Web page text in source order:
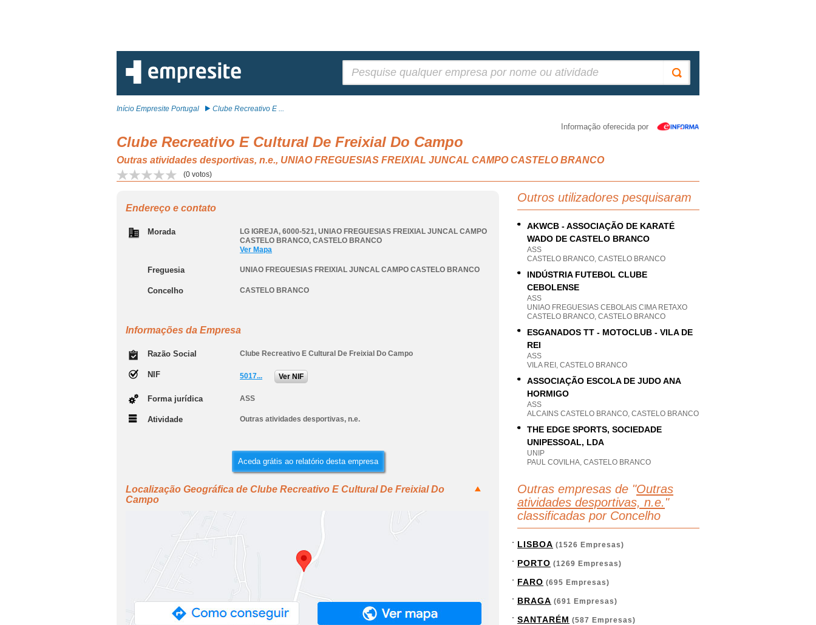
Início Empresite Portugal Clube Recreativo E ...
Informação oferecida por
Clube Recreativo E Cultural De Freixial Do Campo
Outras atividades desportivas, n.e., UNIAO FREGUESIAS FREIXIAL JUNCAL CAMPO CASTELO BRANCO
(0 votos)
Endereço e contato
Morada LG IGREJA, 6000-521, UNIAO FREGUESIAS FREIXIAL JUNCAL CAMPO
CASTELO BRANCO, CASTELO BRANCO
Ver Mapa
Freguesia UNIAO FREGUESIAS FREIXIAL JUNCAL CAMPO CASTELO BRANCO
Concelho CASTELO BRANCO
Informações da Empresa
Razão Social Clube Recreativo E Cultural De Freixial Do Campo
NIF 5017... Ver NIF
Forma jurídica ASS
Atividade Outras atividades desportivas, n.e.
Aceda grátis ao relatório desta empresa
Localização Geográfica de Clube Recreativo E Cultural De Freixial Do
Campo
Outros utilizadores pesquisaram
AKWCB - ASSOCIAÇÃO DE KARATÉ
WADO DE CASTELO BRANCO
ASS
CASTELO BRANCO, CASTELO BRANCO
INDÚSTRIA FUTEBOL CLUBE
CEBOLENSE
ASS
UNIAO FREGUESIAS CEBOLAIS CIMA RETAXO
CASTELO BRANCO, CASTELO BRANCO
ESGANADOS TT - MOTOCLUB - VILA DE
REI
ASS
VILA REI, CASTELO BRANCO
ASSOCIAÇÃO ESCOLA DE JUDO ANA
HORMIGO
ASS
ALCAINS CASTELO BRANCO, CASTELO BRANCO
THE EDGE SPORTS, SOCIEDADE
UNIPESSOAL, LDA
UNIP
PAUL COVILHA, CASTELO BRANCO
Outras empresas de "Outras
atividades desportivas, n.e. "
classificadas por Concelho
LISBOA (1526 Empresas)
PORTO (1269 Empresas)
FARO (695 Empresas)
BRAGA (691 Empresas)
SANTARÉM (587 Empresas)